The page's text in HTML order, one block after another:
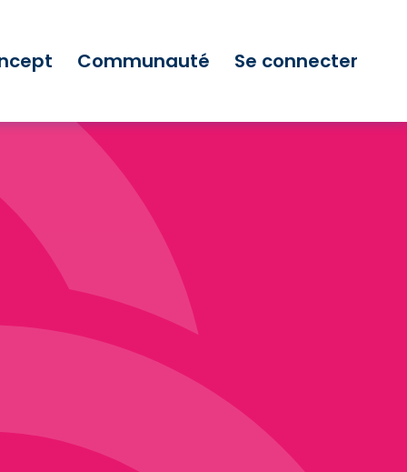
Communauté Se connecter